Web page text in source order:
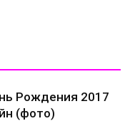
Рождения 2017
(фото)